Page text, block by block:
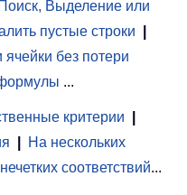
Поиск, Выделение или
пустые строки
без потери
...
критерии
На нескольких
соответствий...